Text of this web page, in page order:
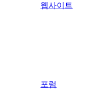
웹사이트
포럼